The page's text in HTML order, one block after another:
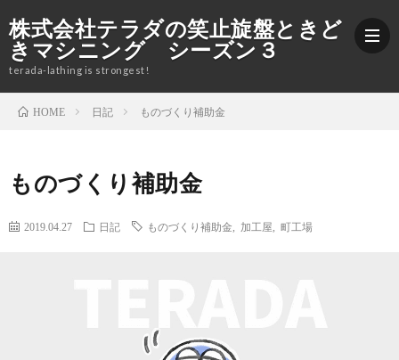
株式会社テラダの笑止旋盤ときど
きマシニング シーズン３
terada-lathing is strongest!
HOME 日記 ものづくり補助金
ものづくり補助金
2019.04.27 日記 ものづくり補助金 加工屋 町工場